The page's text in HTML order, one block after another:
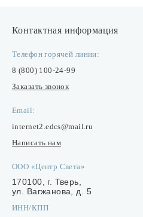
Контактная информация
Телефон горячей линии:
8 (800) 100-24-99
Заказать звонок
Email:
internet2.edcs@mail.ru
Написать нам
ООО «Центр Света»
170100, г. Тверь,
ул. Вагжанова, д. 5
ИНН/КПП